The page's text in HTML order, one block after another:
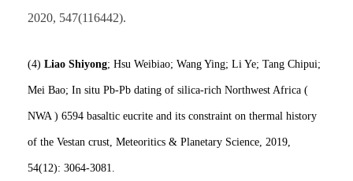
2020, 547(116442).
(4) Liao Shiyong; Hsu Weibiao; Wang Ying; Li Ye; Tang Chipui;
Mei Bao; In situ Pb‐Pb dating of silica-rich Northwest Africa (
NWA ) 6594 basaltic eucrite and its constraint on thermal history
of the Vestan crust, Meteoritics & Planetary Science, 2019,
54(12): 3064-3081.